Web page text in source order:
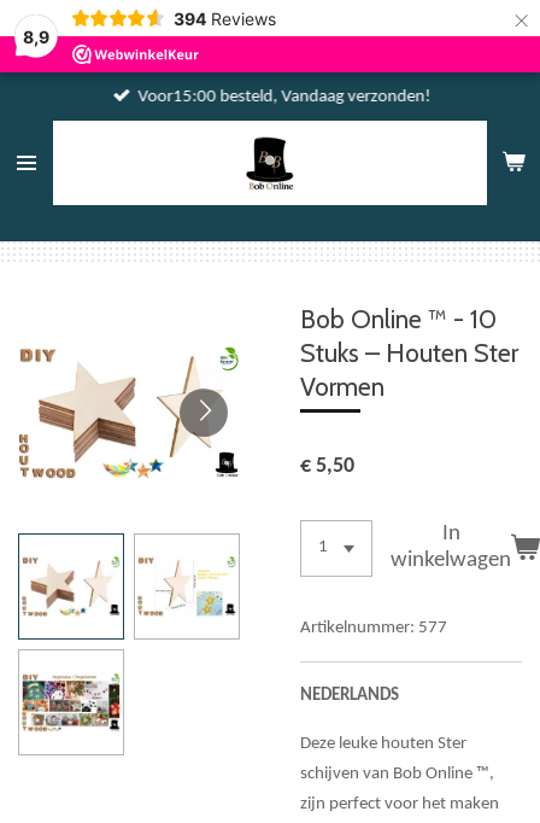
8,9
394 Reviews ×
Voor15:00 besteld, Vandaag verzonden!
Bob Online ™ - 10
Stuks – Houten Ster
Vormen
€ 5,50
In
winkelwagen
Artikelnummer: 577
NEDERLANDS
Deze leuke houten Ster
schijven van Bob Online ™,
zijn perfect voor het maken